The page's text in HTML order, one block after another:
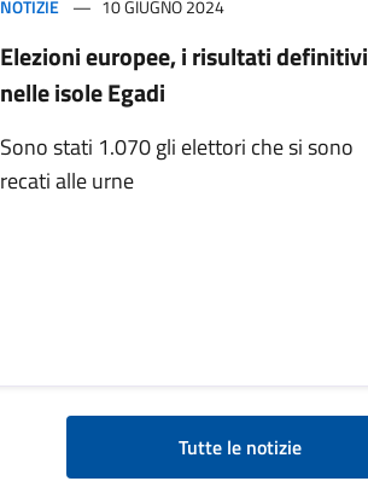
NOTIZIE 10 GIUGNO 2024
Elezioni europee, i risultati definitivi
nelle isole Egadi
Sono stati 1.070 gli elettori che si sono
recati alle urne
Tutte le notizie